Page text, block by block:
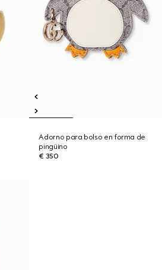
Adorno para bolso en forma de
pingüino
€ 350